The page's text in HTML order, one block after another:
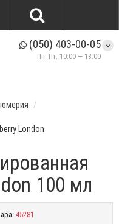
(050) 403-00-05
Пн.-Пт. 10:00 — 18:00
London
100 мл
45281